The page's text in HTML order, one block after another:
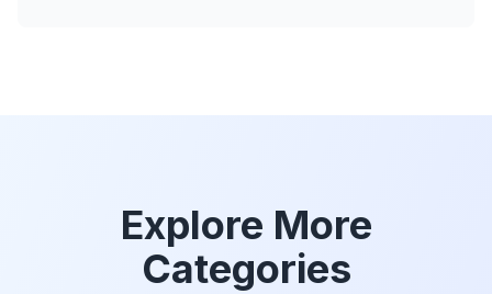
Explore More
Categories